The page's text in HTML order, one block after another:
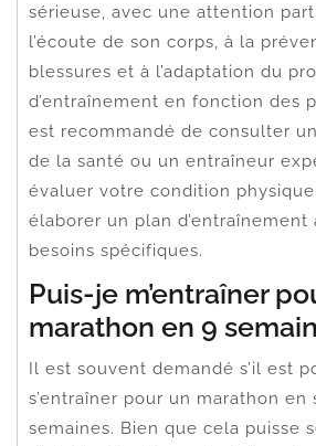
sérieuse, avec une attention
l’écoute de son corps, à la
blessures et à l’adaptation du
d’entraînement en fonction des
est recommandé de consulter
de la santé ou un entraîneur
évaluer votre condition
élaborer un plan d’entraînement
besoins spécifiques.
Puis-je m’entraîner
marathon en 9
Il est souvent demandé s’il est
s’entraîner pour un marathon en
semaines. Bien que cela puisse